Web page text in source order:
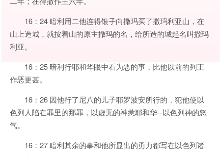
16：24 暗利用二他连得银子向撒玛买了撒玛利亚山，在
山上造城，就按着山的原主撒玛的名，给所造的城起名叫撒玛
利亚。
16：25 暗利行耶和华眼中看为恶的事，比他以前的列王
作恶更甚。
16：26 因他行了尼八的儿子耶罗波安所行的，犯他使以
色列人陷在罪里的那罪，以虚无的神惹耶和华─以色列神的怒
气。
16：27 暗利其余的事和他所显出的勇力都写在以色列诸